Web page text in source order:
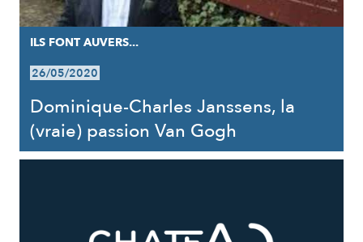
ILS FONT AUVERS...
26/05/2020
Dominique-Charles Janssens, la
(vraie) passion Van Gogh